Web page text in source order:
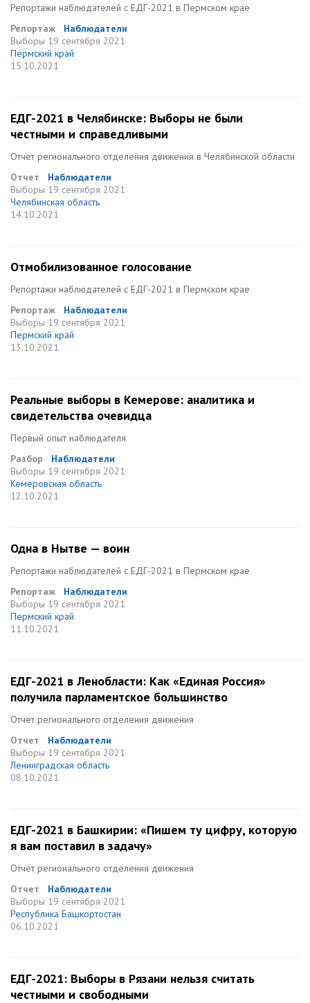
Репортажи наблюдателей с ЕДГ-2021 в Пермском крае
Репортаж
Наблюдатели
Выборы 19 сентября 2021
Пермский край
15.10.2021
ЕДГ-2021 в Челябинске: Выборы не были
честными и справедливыми
Отчет регионального отделения движения в Челябинской области
Отчет
Наблюдатели
Выборы 19 сентября 2021
Челябинская область
14.10.2021
Отмобилизованное голосование
Репортажи наблюдателей с ЕДГ-2021 в Пермском крае
Репортаж
Наблюдатели
Выборы 19 сентября 2021
Пермский край
13.10.2021
Реальные выборы в Кемерове: аналитика и
свидетельства очевидца
Первый опыт наблюдателя
Разбор
Наблюдатели
Выборы 19 сентября 2021
Кемеровская область
12.10.2021
Одна в Нытве — воин
Репортажи наблюдателей с ЕДГ-2021 в Пермском крае
Репортаж
Наблюдатели
Выборы 19 сентября 2021
Пермский край
11.10.2021
ЕДГ-2021 в Ленобласти: Как «Единая Россия»
получила парламентское большинство
Отчет регионального отделения движения
Отчет
Наблюдатели
Выборы 19 сентября 2021
Ленинградская область
08.10.2021
ЕДГ-2021 в Башкирии: «Пишем ту цифру, которую
я вам поставил в задачу»
Отчёт регионального отделения движения
Отчет
Наблюдатели
Выборы 19 сентября 2021
Республика Башкортостан
06.10.2021
ЕДГ-2021: Выборы в Рязани нельзя считать
честными и свободными